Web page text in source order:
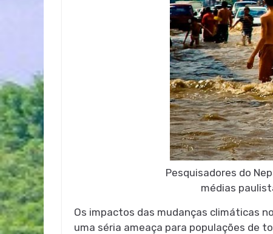
Pesquisadores do
médias
Os impactos das mudanças climáticas
uma séria ameaça para populações de